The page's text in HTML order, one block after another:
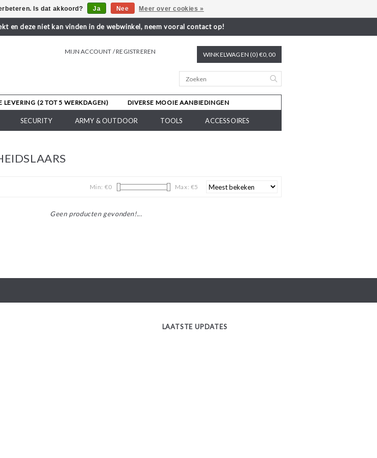
en deze niet kan vinden in de webwinkel, neem vooral contact op!
MIJN ACCOUNT / REGISTREREN WINKELWAGEN (0) €0,00
LEVERING (2 TOT 5 WERKDAGEN) DIVERSE MOOIE AANBIEDINGEN
SECURITY ARMY & OUTDOOR TOOLS ACCESSOIRES
Min: €0 Max: €5
Geen producten gevonden!...
LAATSTE UPDATES
Is dat akkoord? Ja Nee Meer over cookies »